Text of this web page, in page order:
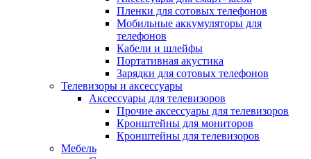
Пленки для сотовых телефонов
Мобильные аккумуляторы для
телефонов
Кабели и шлейфы
Портативная акустика
Зарядки для сотовых телефонов
Телевизоры и аксессуары
Аксессуары для телевизоров
Прочие аксессуары для телевизоров
Кронштейны для мониторов
Кронштейны для телевизоров
Мебель